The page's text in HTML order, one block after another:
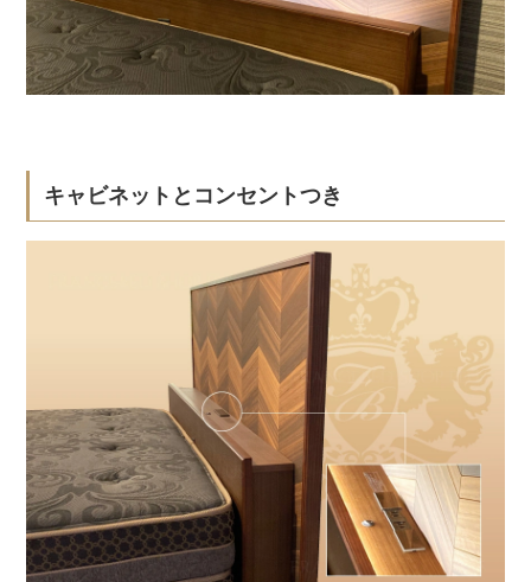
キャビネットとコンセントつき